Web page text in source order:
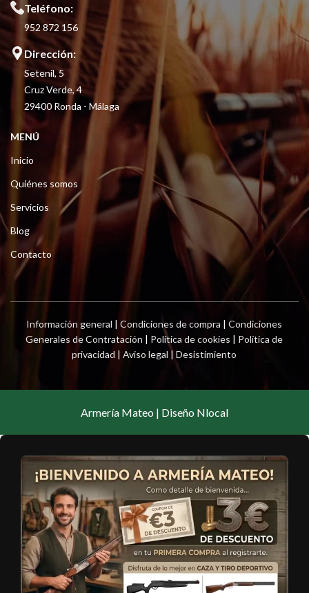
Teléfono:
952 872 156
Dirección:
Setenil, 5
Cruz Verde, 4
29400 Ronda - Málaga
MENÚ
Inicio
Quiénes somos
Servicios
Blog
Contacto
Información general |Condiciones de compra |Condiciones
Generales de Contratación | Política de cookies | Política de
privacidad |Aviso legal |Desistimiento
Armería Mateo | Diseño Nlocal